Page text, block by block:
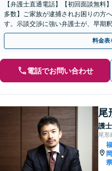
【弁護士直通電話】【初回面談無料
多数】ご家族が逮捕されお困りの方
す。示談交渉に強い弁護士が、早期
ィーに対応します【休日・夜間相談
料金表
電話でお問い合わせ
尾
護士
尾形
福
岡
県